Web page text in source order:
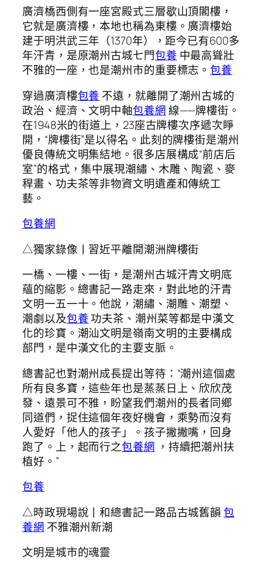
廣濟橋西側有一座宮殿式三層歇山頂閣樓，
它就是廣濟樓，本地也稱為東樓。廣濟樓始
建于明洪武三年（1370年），距今已有600多
年汗青，是原潮州古城七門包養 中最高聳壯
不雅的一座，也是潮州市的重要標志。包養
穿過廣濟樓包養 不遠，就離開了潮州古城的
政治、經濟、文明中軸包養網線——牌樓街。
在1948米的街道上，23座古牌樓次序遞次睜
開，“牌樓街”是以得名。此刻的牌樓街是潮州
優良傳統文明集結地。很多店展構成“前店后
室”的格式，集中展現潮繡、木雕、陶瓷、麥
稈畫、功夫茶等非物資文明遺產和傳統工
藝。
包養網
△獨家錄像丨習近平離開潮洲牌樓街
一橋、一樓、一街，是潮州古城汗青文明底
蘊的縮影。總書記一路走來，對此地的汗青
文明一五一十。他說，潮繡、潮雕、潮塑、
潮劇以及包養功夫茶、潮州菜等都是中漢文
化的珍寶。潮汕文明是嶺南文明的主要構成
部門，是中漢文化的主要支脈。
總書記也對潮州成長提出等待：“潮州這個處
所有良多寶，這些年也是蒸蒸日上、欣欣茂
發、遠景可不雅，盼望我們潮州的長者同鄉
同道們，捉住這個年夜好機會，乘勢而沒有
人愛好「他人的孩子」。孩子撇撇嘴，回身
跑了。上，起而行之包養網 ，持續把潮州扶
植好。”
包養
△時政現場說丨和總書記一路品古城舊韻包
養網 不雅潮州新潮
文明是城市的魂靈